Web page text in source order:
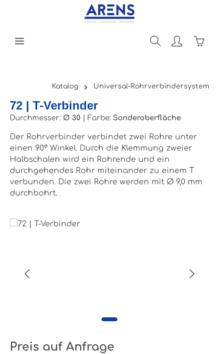
Zum Hauptinhalt springen
Katalog Universal-Rohrverbindersystem
72 | T-Verbinder
Durchmesser: Ø 30 Farbe: Sonderoberfläche
Der Rohrverbinder verbindet zwei Rohre unter
einen 90° Winkel. Durch die Klemmung zweier
Halbschalen wird ein Rohrende und ein
durchgehendes Rohr miteinander zu einem T
verbunden. Die zwei Rohre werden mit Ø 9,0 mm
durchbohrt.
Bildergalerie überspringen
Preis auf Anfrage